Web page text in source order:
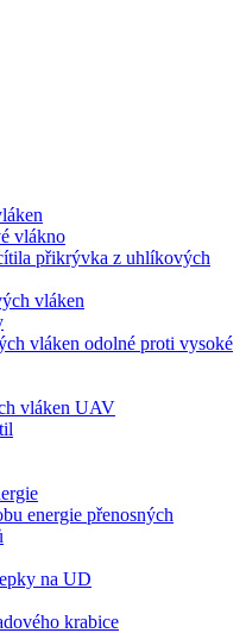
vlákno
přikrývka z uhlíkových
vláken
vláken odolné proti vysoké
vláken UAV
energie přenosných
na UD
krabice